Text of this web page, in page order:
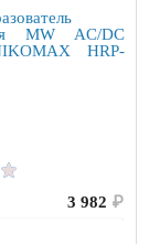
3 982 ₽